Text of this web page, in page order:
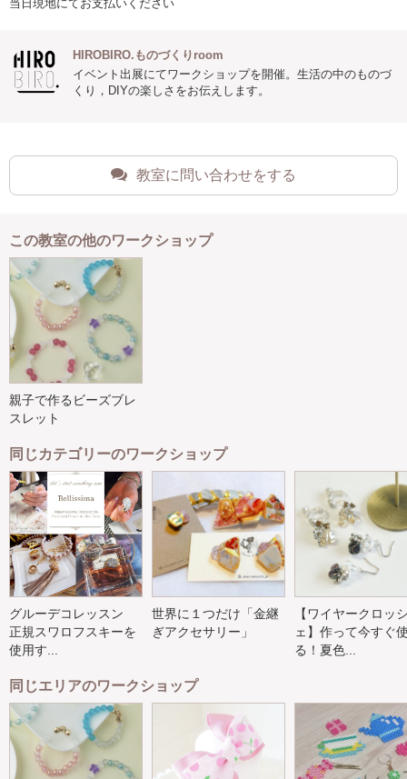
当日現地にてお支払いください
HIROBIRO.ものづくりroom
イベント出展にてワークショップを開催。生活の中のものづ
くり，DIYの楽しさをお伝えします。
教室に問い合わせをする
この教室の他のワークショップ
親子で作るビーズブレ
スレット
同じカテゴリーのワークショップ
グルーデコレッスン
正規スワロフスキーを
使用す...
世界に１つだけ「金継
ぎアクセサリー」
【ワイヤークロッ
ェ】作って今すぐ
る！夏色...
同じエリアのワークショップ